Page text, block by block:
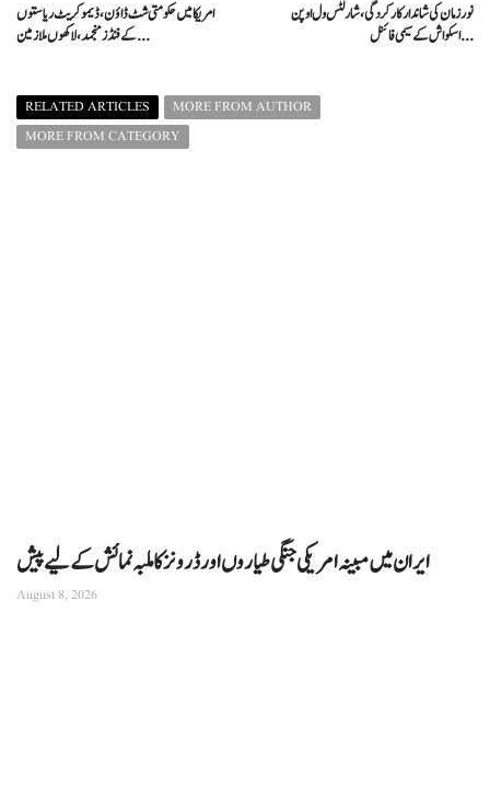
امریکا میں حکومتی شٹ ڈاؤن، ڈیموکریٹ ریاستوں
کے فنڈز منجمد، لاکھوں ملازمین ...
نور زمان کی شاندار کارکردگی، شارلٹس ول اوپن
اسکواش کے سیمی فائنل ...
RELATED ARTICLES
MORE FROM AUTHOR
MORE FROM CATEGORY
ایران میں مبینہ امریکی جنگی طیاروں اور ڈرونز کا ملبہ نمائش کے لیے پیش
August 8, 2026